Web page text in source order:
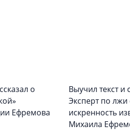
о
Ефремова
Выучил текст и
Эксперт по
искренность
Михаила